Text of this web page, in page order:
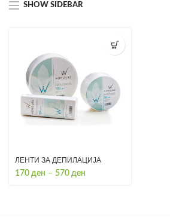
SHOW SIDEBAR
ЛЕНТИ ЗА ДЕПИЛАЦИЈА
170 ден – 570 ден